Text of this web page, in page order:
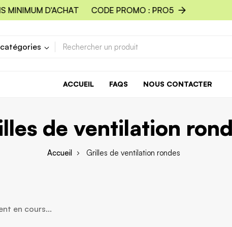
D'ACHAT CODE PROMO : PRO5
ACCUEIL FAQS NOUS CONTACTER
de ventilation
Accueil Grilles de ventilation rondes
en cours...